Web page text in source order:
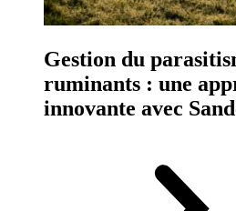
Gestion du
ruminants : une
innovante avec